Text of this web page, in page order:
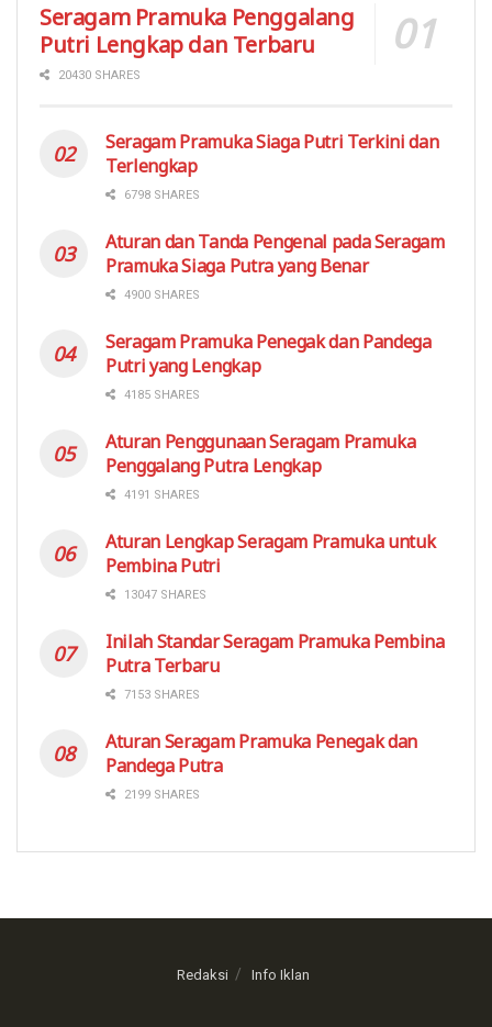
Seragam Pramuka Penggalang
Putri Lengkap dan Terbaru
20430 SHARES
Seragam Pramuka Siaga Putri Terkini dan
Terlengkap
6798 SHARES
Aturan dan Tanda Pengenal pada Seragam
Pramuka Siaga Putra yang Benar
4900 SHARES
Seragam Pramuka Penegak dan Pandega
Putri yang Lengkap
4185 SHARES
Aturan Penggunaan Seragam Pramuka
Penggalang Putra Lengkap
4191 SHARES
Aturan Lengkap Seragam Pramuka untuk
Pembina Putri
13047 SHARES
Inilah Standar Seragam Pramuka Pembina
Putra Terbaru
7153 SHARES
Aturan Seragam Pramuka Penegak dan
Pandega Putra
2199 SHARES
Redaksi Info Iklan